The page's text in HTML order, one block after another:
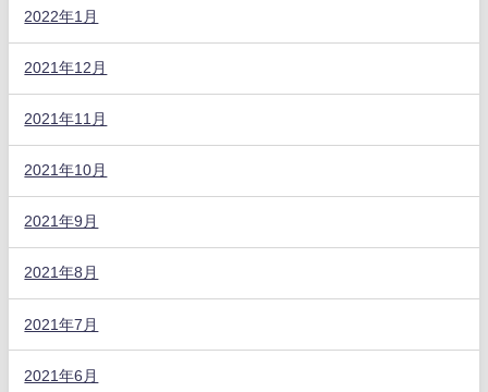
2022年1月
2021年12月
2021年11月
2021年10月
2021年9月
2021年8月
2021年7月
2021年6月